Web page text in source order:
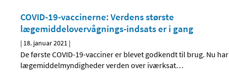
COVID-19-vaccinerne: Verdens største
lægemiddelovervågnings-indsats er i gang
| 18. januar 2021 |
De første COVID-19-vacciner er blevet godkendt til brug. Nu har
lægemiddelmyndigheder verden over iværksat…